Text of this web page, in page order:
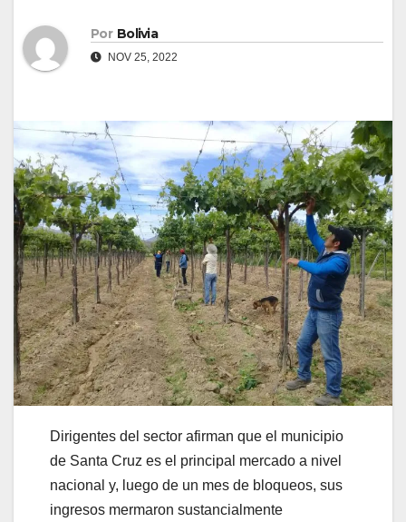
Por Bolivia
NOV 25, 2022
Dirigentes del sector afirman que el municipio
de Santa Cruz es el principal mercado a nivel
nacional y, luego de un mes de bloqueos, sus
ingresos mermaron sustancialmente